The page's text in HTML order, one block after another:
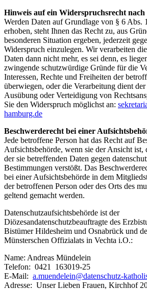
Hinweis auf ein Widerspruchsrecht
Werden Daten auf Grundlage von § 6
erhoben, steht Ihnen das Recht zu, aus
besonderen Situation ergeben, jederzeit
Widerspruch einzulegen. Wir verarbeiten
Daten dann nicht mehr, es sei denn, es
zwingende schutzwürdige Gründe für die
Interessen, Rechte und Freiheiten der
überwiegen, oder die Verarbeitung dient
Ausübung oder Verteidigung von
Sie den Widerspruch möglichst an:
hamburg.de
Beschwerderecht bei einer
Jede betroffene Person hat das Recht auf
Aufsichtsbehörde, wenn sie der Ansicht ist,
der sie betreffenden Daten gegen
Bestimmungen verstößt. Das
bei einer Aufsichtsbehörde in dem
der betroffenen Person oder des Orts des
geltend gemacht werden.
Datenschutzaufsichtsbehörde ist der
Diözesandatenschutzbeauftragte des
Bistümer Hildesheim und Osnabrück und
Münsterschen Offizialats in Vechta i.O.:
Name: Andreas Mündelein
Telefon: 0421 163019-25
E-Mail: a.muendelein@datenschutz-
Adresse: Unser Lieben Frauen, Kirchhof